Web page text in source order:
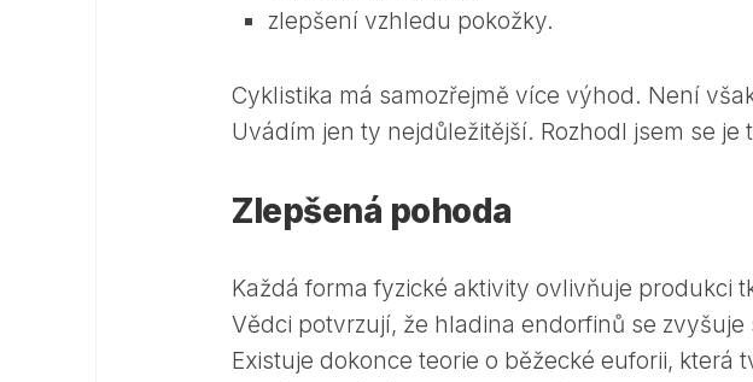
zlepšení vzhledu pokožky.
Cyklistika má samozřejmě více výhod. Není
Uvádím jen ty nejdůležitější. Rozhodl jsem se je
Zlepšená pohoda
Každá forma fyzické aktivity ovlivňuje produkci
Vědci potvrzují, že hladina endorfinů se zvyšuje
Existuje dokonce teorie o běžecké euforii,